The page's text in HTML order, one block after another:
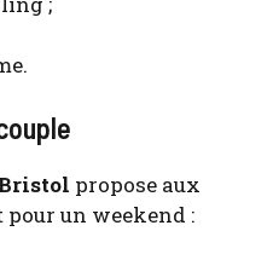
pro­pose aux
un wee­kend :